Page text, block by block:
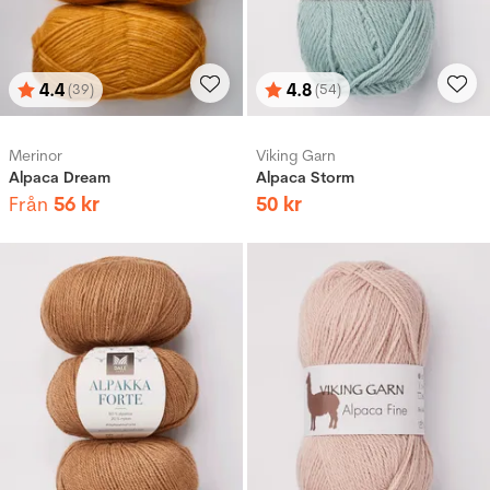
Betyg:
4.4(39)
utav 5 stjärnor
Merinor
Alpaca Dream
Från 56 kr
Betyg:
4.8(54)
utav 5 stjärnor
Viking Garn
Alpaca Storm
50 kr